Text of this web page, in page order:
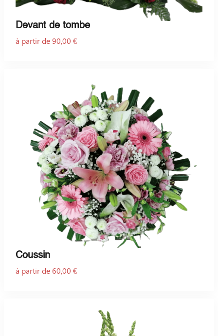
Devant de tombe
à partir de 90,00 €
Coussin
à partir de 60,00 €